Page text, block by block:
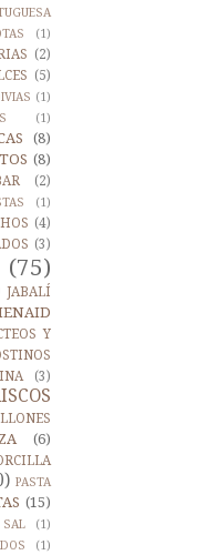
(1)
(2)
(5)
(1)
(1)
(8)
(8)
(2)
(1)
(4)
(3)
(75)
JABALÍ
Y
(3)
(6)
PASTA
(15)
(1)
(1)